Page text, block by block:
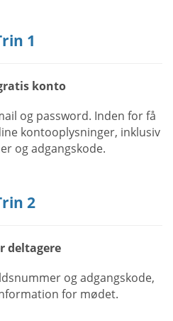
1
konto
og password. Inden for få
kontooplysninger, inklusiv
og adgangskode.
2
deltagere
og adgangskode,
for mødet.